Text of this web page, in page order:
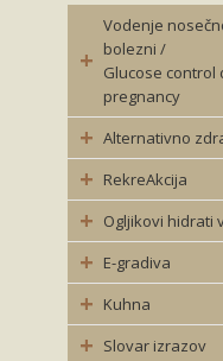
Vodenje
bolezni /
Glucose control
pregnancy
Alternativno
RekreAkcija
Ogljikovi hidrati
E-gradiva
Kuhna
Slovar izrazov